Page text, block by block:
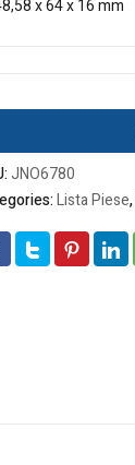
x 64 x 16 mm
JNO6780
Lista Piese,